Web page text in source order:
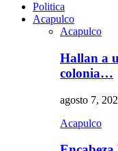
Politica
Acapulco
Acapulco
Hallan a
colonia…
agosto 7,
Acapulco